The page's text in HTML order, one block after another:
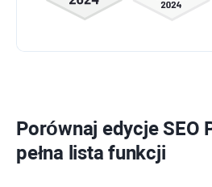
Porównaj edycje SEO
pełna lista funkcji